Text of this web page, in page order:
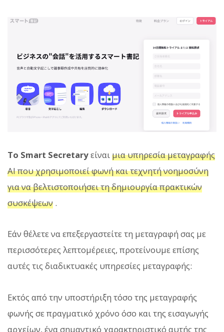
Το Smart Secretaryείναιμια υπηρεσία μεταγραφής
AI που χρησιμοποιεί φωνή και τεχνητή νοημοσύνη
για να βελτιστοποιήσει τη δημιουργία πρακτικών
συσκέψεων .
Εάν θέλετε να επεξεργαστείτε τη μεταγραφή σας με
περισσότερες λεπτομέρειες, προτείνουμε επίσης
αυτές τις διαδικτυακές υπηρεσίες μεταγραφής:
Εκτός από την υποστήριξη τόσο της μεταγραφής
φωνής σε πραγματικό χρόνο όσο και της εισαγωγής
αρχείων, ένα σημαντικό χαρακτηριστικό αυτής της